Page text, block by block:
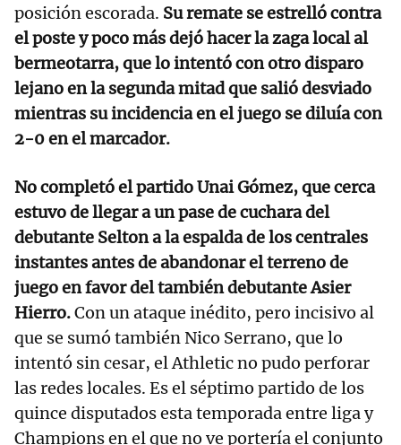
posición escorada. Su remate se estrelló contra
el poste y poco más dejó hacer la zaga local al
bermeotarra, que lo intentó con otro disparo
lejano en la segunda mitad que salió desviado
mientras su incidencia en el juego se diluía con
2-0 en el marcador.
No completó el partido Unai Gómez, que cerca
estuvo de llegar a un pase de cuchara del
debutante Selton a la espalda de los centrales
instantes antes de abandonar el terreno de
juego en favor del también debutante Asier
Hierro.Con un ataque inédito, pero incisivo al
que se sumó también Nico Serrano, que lo
intentó sin cesar, el Athletic no pudo perforar
las redes locales. Es el séptimo partido de los
quince disputados esta temporada entre liga y
Champions en el que no ve portería el conjunto